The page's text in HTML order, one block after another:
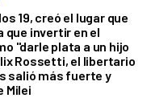
19, creó el lugar que
que invertir en el
"darle plata a un hijo
Rossetti, el libertario
salió más fuerte y
Milei